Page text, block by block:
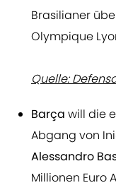
Brasilianer
Olympique
Quelle:
Barça will die
Abgang von
Alessandro
Millionen Euro